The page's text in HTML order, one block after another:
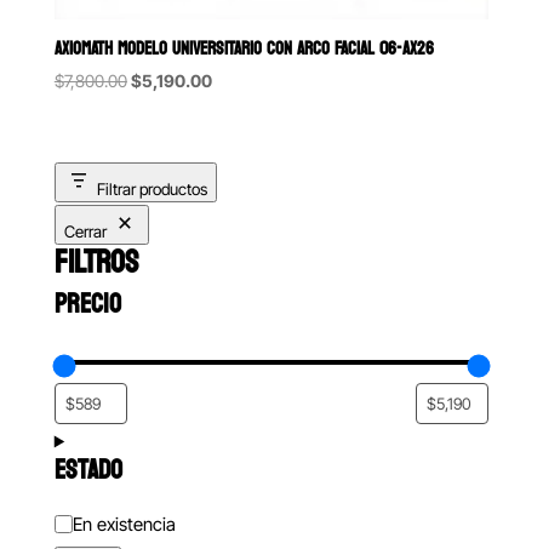
AXIOMATH MODELO UNIVERSITARIO CON ARCO FACIAL 06-AX26
$7,800.00Original
$7,800.00.
$5,190.00Current
$5,190.00.
Filtrar productos
Cerrar
FILTROS
PRECIO
ESTADO
Estado
En existencia